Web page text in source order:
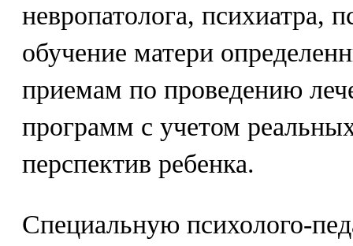
невропатолога, психиатра,
обучение матери
приемам по проведению
программ с учетом
перспектив ребенка.
Специальную психолого-